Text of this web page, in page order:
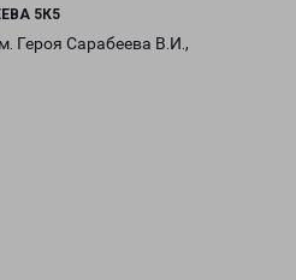
5К5
Героя Сарабеева В.И.,